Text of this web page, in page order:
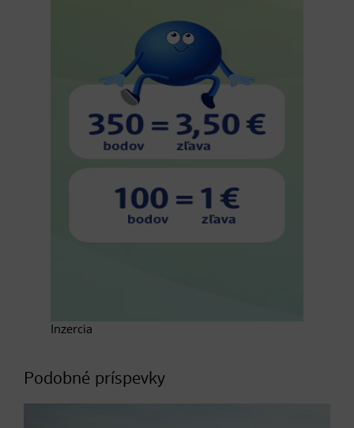
Inzercia
Podobné príspevky